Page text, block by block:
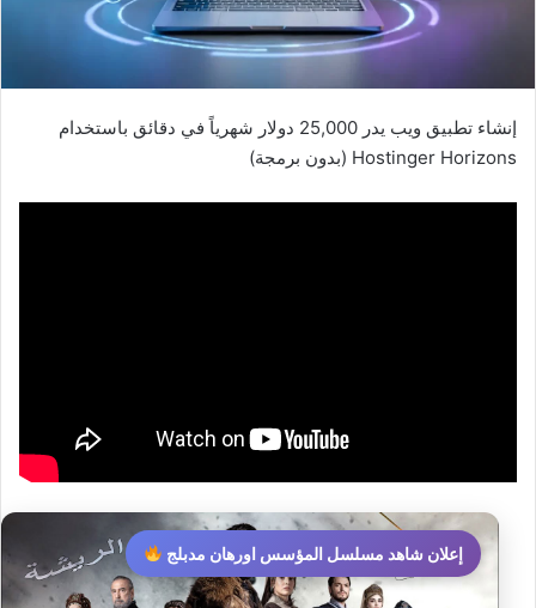
إنشاء تطبيق ويب يدر 25,000 دولار شهرياً في دقائق باستخدام
Hostinger Horizons (بدون برمجة)
إعلان شاهد مسلسل المؤسس اورهان مدبلج